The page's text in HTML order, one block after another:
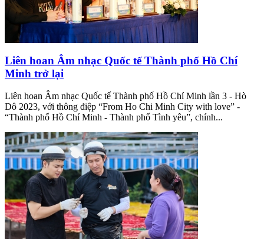
Liên hoan Âm nhạc Quốc tế Thành phố Hồ Chí
Minh trở lại
Liên hoan Âm nhạc Quốc tế Thành phố Hồ Chí Minh lần 3 - Hò
Dô 2023, với thông điệp “From Ho Chi Minh City with love” -
“Thành phố Hồ Chí Minh - Thành phố Tình yêu”, chính...